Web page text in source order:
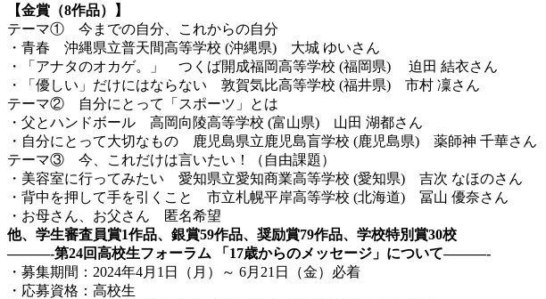
【金賞（8作品）】
テーマ① 今までの自分、これからの自分
・青春 沖縄県立普天間高等学校 (沖縄県) 大城 ゆいさん
・「アナタのオカゲ。」 つくば開成福岡高等学校 (福岡県) 迫田 結衣さん
・「優しい」だけにはならない 敦賀気比高等学校 (福井県) 市村 凜さん
テーマ② 自分にとって「スポーツ」とは
・父とハンドボール 高岡向陵高等学校 (富山県) 山田 湖都さん
・自分にとって大切なもの 鹿児島県立鹿児島盲学校 (鹿児島県) 薬師神 千華さん
テーマ③ 今、これだけは言いたい！（自由課題）
・美容室に行ってみたい 愛知県立愛知商業高等学校 (愛知県) 吉次 なほのさん
・背中を押して手を引くこと 市立札幌平岸高等学校 (北海道) 冨山 優奈さん
・お母さん、お父さん 匿名希望
他、学生審査員賞1作品、銀賞59作品、奨励賞79作品、学校特別賞30校
———-第24回高校生フォーラム 「17歳からのメッセージ」について———-
・募集期間：2024年4月1日（月）～ 6月21日（金）必着
・応募資格：高校生